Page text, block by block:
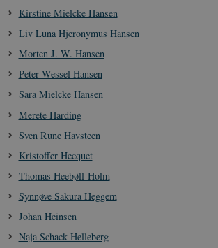
Kirstine Mielcke Hansen
Liv Luna Hjeronymus Hansen
Morten J. W. Hansen
Peter Wessel Hansen
Sara Mielcke Hansen
Merete Harding
Sven Rune Havsteen
Kristoffer Hecquet
Thomas Heebøll-Holm
Synnøve Sakura Heggem
Johan Heinsen
Naja Schack Helleberg